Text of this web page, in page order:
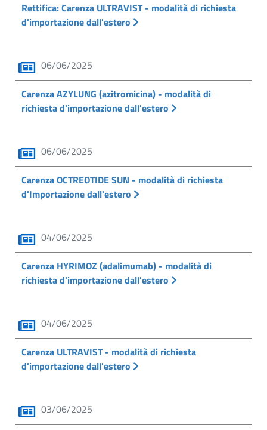
Rettifica: Carenza ULTRAVIST - modalità di richiesta
d'importazione dall'estero
06/06/2025
Carenza AZYLUNG (azitromicina) - modalità di
richiesta d'importazione dall'estero
06/06/2025
Carenza OCTREOTIDE SUN - modalità di richiesta
d'Importazione dall'estero
04/06/2025
Carenza HYRIMOZ (adalimumab) - modalità di
richiesta d'importazione dall'estero
04/06/2025
Carenza ULTRAVIST - modalità di richiesta
d'importazione dall'estero
03/06/2025